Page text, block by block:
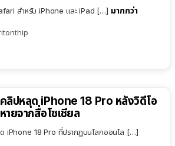
สำหรับ iPhone และ iPad […] มากกว่า
ลิปหลุด iPhone 18 Pro หลังวิดีโอ
ยจากสื่อโซเชียล
iPhone 18 Pro ที่ปรากฏบนโลกออนไล […]